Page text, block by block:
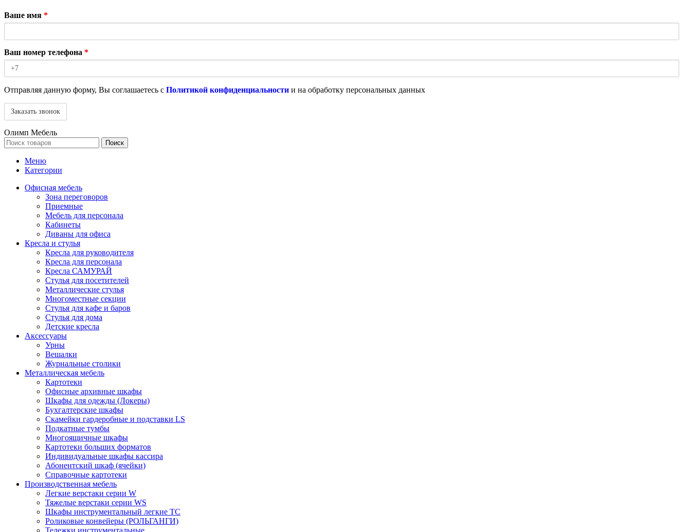
Ваше имя *
Ваш номер телефона *
Отправляя данную форму, Вы соглашаетесь с Политикой конфиденциальности и на обработку персональных данных
Олимп Мебель
Поиск
Меню
Категории
Офисная мебель
Зона переговоров
Приемные
Мебель для персонала
Кабинеты
Диваны для офиса
Кресла и стулья
Кресла для руководителя
Кресла для персонала
Кресла САМУРАЙ
Стулья для посетителей
Металлические стулья
Многоместные секции
Стулья для кафе и баров
Стулья для дома
Детские кресла
Аксессуары
Урны
Вешалки
Журнальные столики
Металлическая мебель
Картотеки
Офисные архивные шкафы
Шкафы для одежды (Локеры)
Бухгалтерские шкафы
Скамейки гардеробные и подставки LS
Подкатные тумбы
Многоящичные шкафы
Картотеки больших форматов
Индивидуальные шкафы кассира
Абонентский шкаф (ячейки)
Справочные картотеки
Производственная мебель
Легкие верстаки серии W
Тяжелые верстаки серии WS
Шкафы инструментальный легкие ТС
Роликовые конвейеры (РОЛЬГАНГИ)